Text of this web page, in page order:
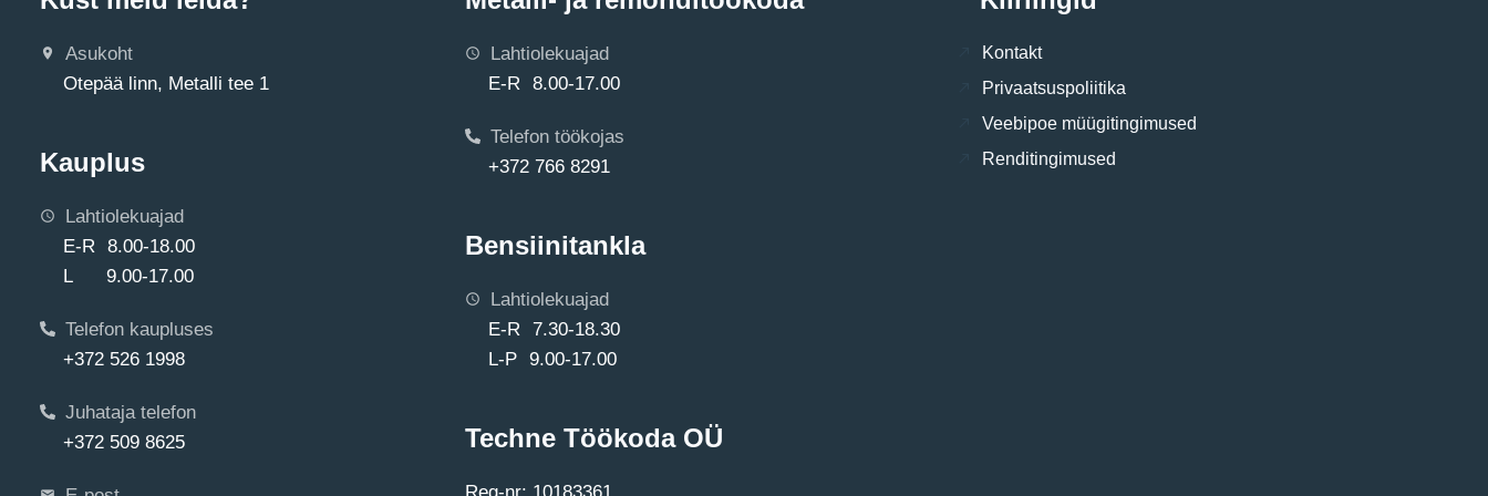
Asukoht
Otepää linn, Metalli tee 1
Kauplus
Lahtiolekuajad
E-R 8.00-18.00
L 9.00-17.00
Telefon kaupluses
+372 526 1998
Juhataja telefon
+372 509 8625
Lahtiolekuajad
E-R 8.00-17.00
Telefon töökojas
+372 766 8291
Bensiinitankla
Lahtiolekuajad
E-R 7.30-18.30
L-P 9.00-17.00
Techne Töökoda OÜ
Reg-nr: 10183361
Kontakt
Privaatsuspoliitika
Veebipoe müügitingimused
Renditingimused